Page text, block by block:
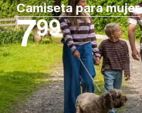
Camiseta para mujer
799